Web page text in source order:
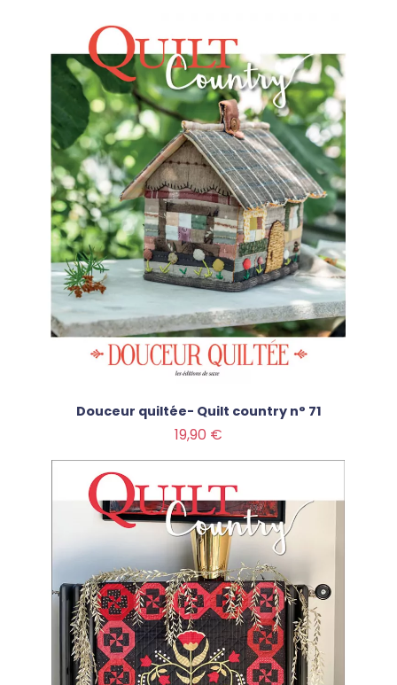
Douceur quiltée- Quilt country n° 71
19,90 €